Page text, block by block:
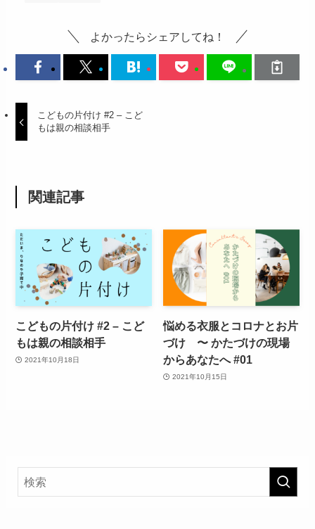
よかったらシェアしてね！
こどもの片付け #2 – こど
もは親の相談相手
関連記事
こどもの片付け #2 – こど
もは親の相談相手
2021年10月18日
悩める衣服とコロナとお片
づけ 〜 かたづけの現場
からあなたへ #01
2021年10月15日